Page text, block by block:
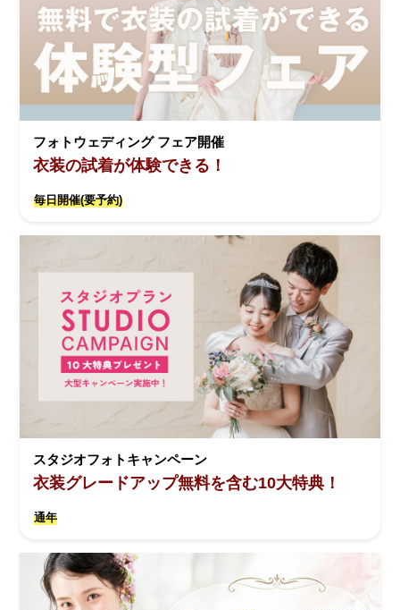
フォトウェディング フェア開催
衣装の試着が体験できる！
毎日開催(要予約)
スタジオフォトキャンペーン
衣装グレードアップ無料を含む10大特典！
通年